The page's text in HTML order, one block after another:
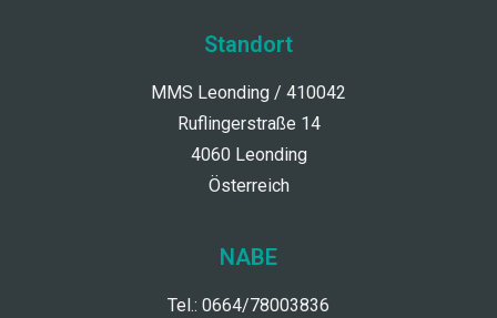
Standort
MMS Leonding / 410042
Ruflingerstraße 14
4060 Leonding
Österreich
NABE
Tel.: 0664/78003836